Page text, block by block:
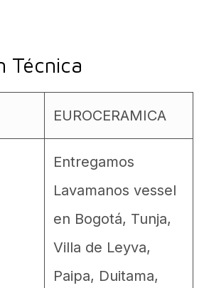
Técnica
EUROCERAMICA
Entregamos
Lavamanos vessel
en Bogotá, Tunja,
Villa de Leyva,
Paipa, Duitama,